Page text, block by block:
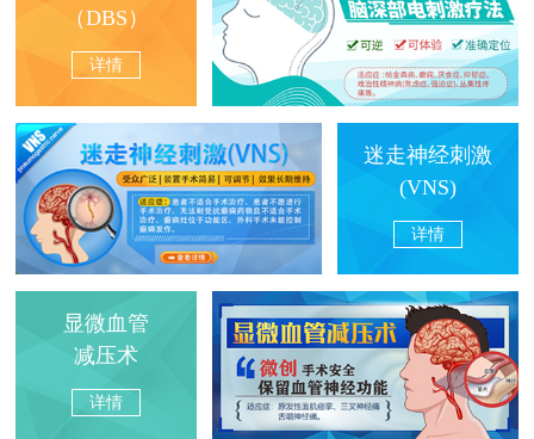
（DBS）
详情
迷走神经刺激
(VNS)
详情
显微血管
减压术
详情